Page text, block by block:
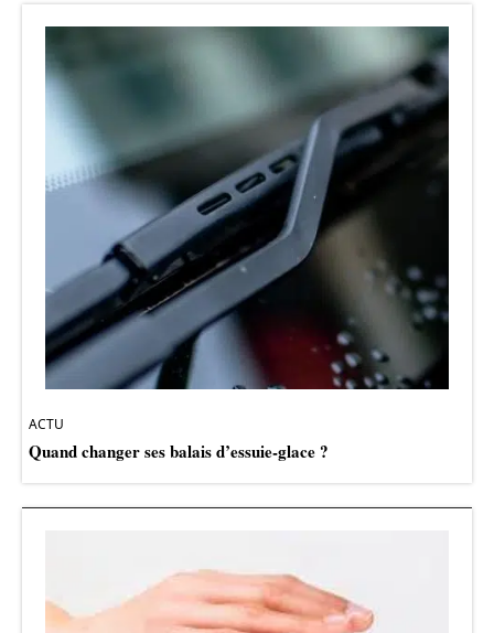
ACTU
Quand changer ses balais d’essuie-glace ?